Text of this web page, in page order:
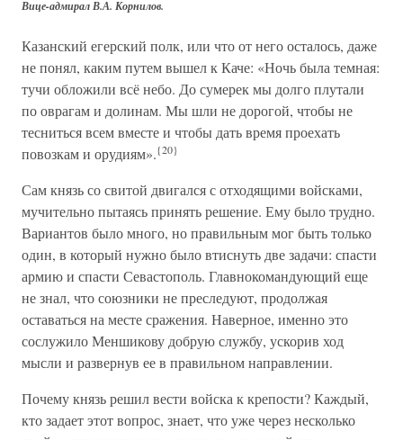
Вице-адмирал В.А. Корнилов.
Казанский егерский полк, или что от него осталось, даже
не понял, каким путем вышел к Каче: «Ночь была темная:
тучи обложили всё небо. До сумерек мы долго плутали
по оврагам и долинам. Мы шли не дорогой, чтобы не
тесниться всем вместе и чтобы дать время проехать
повозкам и орудиям».{20}
Сам князь со свитой двигался с отходящими войсками,
мучительно пытаясь принять решение. Ему было трудно.
Вариантов было много, но правильным мог быть только
один, в который нужно было втиснуть две задачи: спасти
армию и спасти Севастополь. Главнокомандующий еще
не знал, что союзники не преследуют, продолжая
оставаться на месте сражения. Наверное, именно это
сослужило Меншикову добрую службу, ускорив ход
мысли и развернув ее в правильном направлении.
Почему князь решил вести войска к крепости? Каждый,
кто задает этот вопрос, знает, что уже через несколько